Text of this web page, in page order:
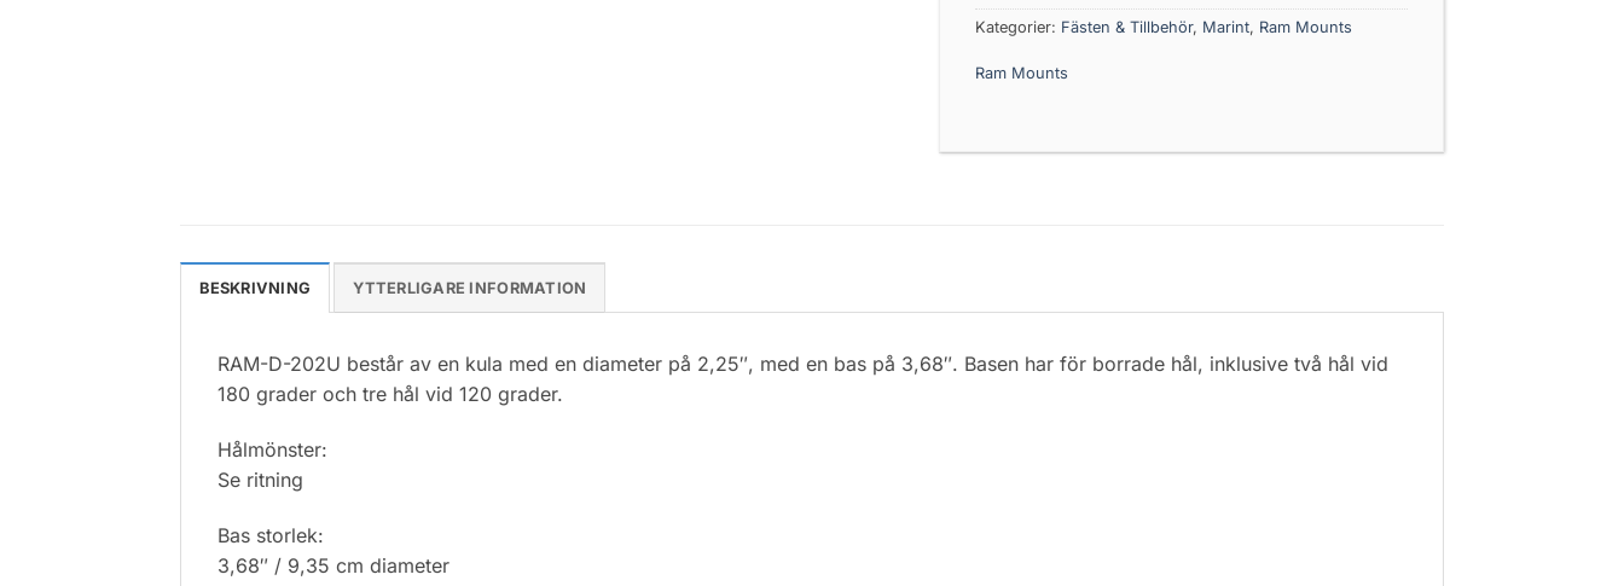
Kategorier: Fästen & Tillbehör, Marint, Ram Mounts
Ram Mounts
BESKRIVNING YTTERLIGARE INFORMATION
RAM-D-202U består av en kula med en diameter på 2,25″, med en bas på 3,68″. Basen har för borrade hål, inklusive två hål vid
180 grader och tre hål vid 120 grader.
Hålmönster:
Se ritning
Bas storlek:
3,68″ / 9,35 cm diameter